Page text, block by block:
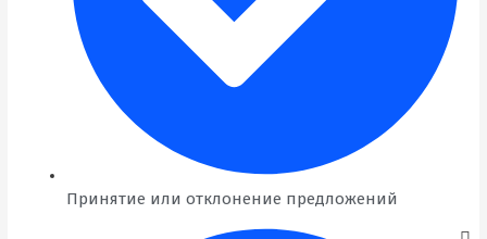
Принятие или отклонение предложений